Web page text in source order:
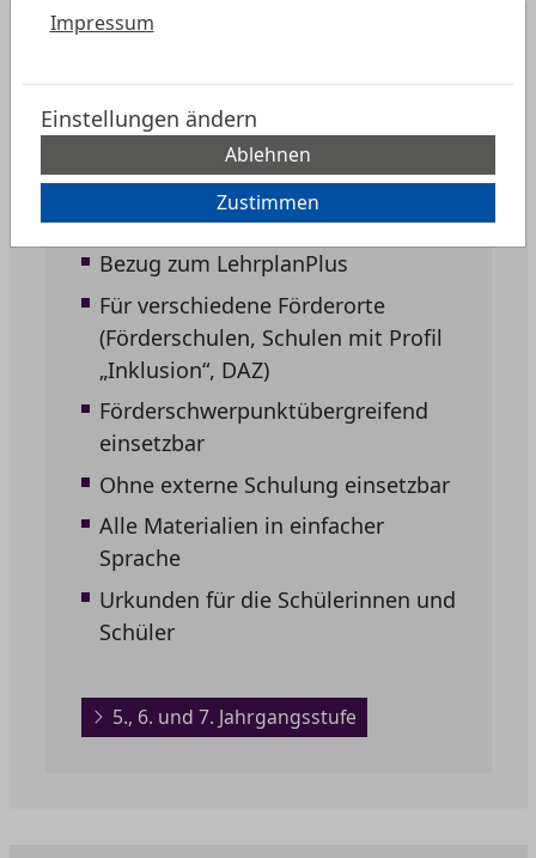
Kostenlose
Unterrichtsmaterialien zur
Stärkung der
Medienkompetenz
Bezug zum LehrplanPlus
Für verschiedene Förderorte
(Förderschulen, Schulen mit Profil
„Inklusion“, DAZ)
Förderschwerpunktübergreifend
einsetzbar
Ohne externe Schulung einsetzbar
Alle Materialien in einfacher
Sprache
Urkunden für die Schülerinnen und
Schüler
5., 6. und 7. Jahrgangsstufe
Impressum
Einstellungen ändern
Ablehnen
Zustimmen